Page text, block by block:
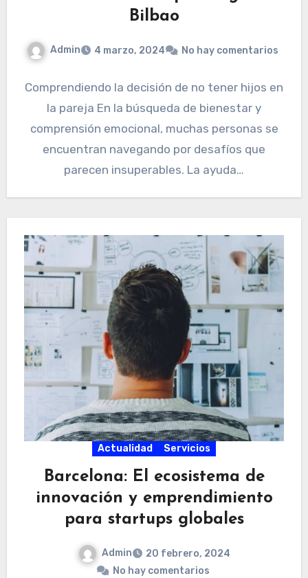
Bilbao
Admin 4 marzo, 2024 No hay comentarios
Comprendiendo la decisión de no tener hijos en
la pareja En la búsqueda de bienestar y
comprensión emocional, muchas personas se
encuentran navegando por desafíos que
parecen insuperables. La ayuda…
Actualidad Servicios
Barcelona: El ecosistema de
innovación y emprendimiento
para startups globales
Admin
20 febrero, 2024
No hay comentarios